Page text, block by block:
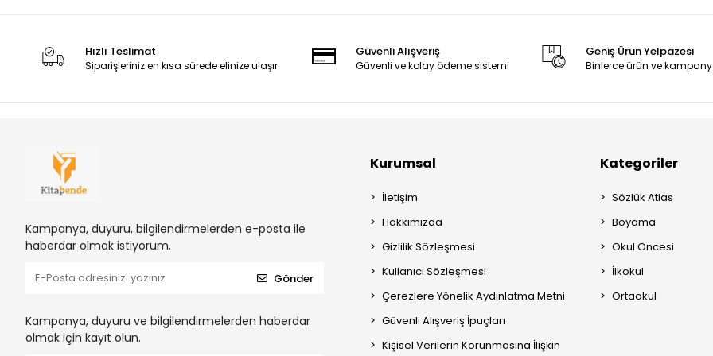
Hızlı Teslimat
Siparişleriniz en kısa sürede elinize ulaşır.
Güvenli Alışveriş
Güvenli ve kolay ödeme sistemi
Geniş Ürün Yelpazesi
Binlerce ürün ve
Kampanya, duyuru, bilgilendirmelerden e-posta ile
haberdar olmak istiyorum.
Gönder
Kampanya, duyuru ve bilgilendirmelerden haberdar
olmak için kayıt olun.
Kurumsal
İletişim
Hakkımızda
Gizlilik Sözleşmesi
Kullanıcı Sözleşmesi
Çerezlere Yönelik Aydınlatma Metni
Güvenli Alışveriş İpuçları
Kişisel Verilerin Korunmasına İlişkin
Kategoriler
Sözlük Atlas
Boyama
Okul Öncesi
İlkokul
Ortaokul